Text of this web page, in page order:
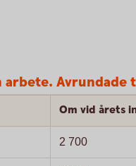
Avrundade
Om vid årets
2 700